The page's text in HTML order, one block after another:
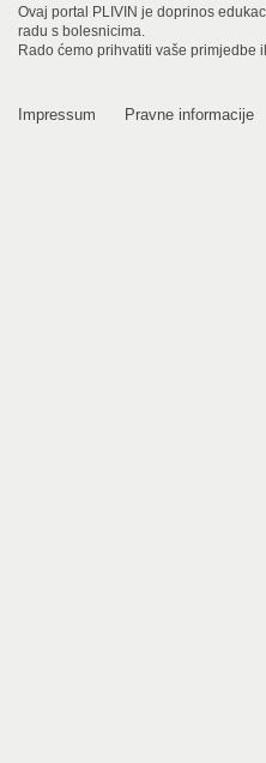
Ovaj portal PLIVIN je doprinos
radu s bolesnicima.
Rado ćemo prihvatiti vaše primjedbe
Impressum Pravne informacije